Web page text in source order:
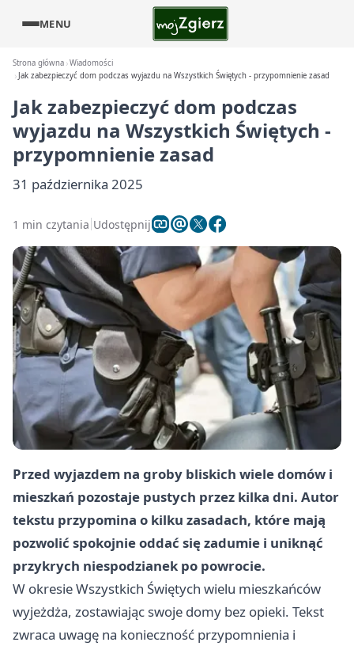
MENU
Strona główna Wiadomości
Jak zabezpieczyć dom podczas wyjazdu na Wszystkich Świętych - przypomnienie zasad
Jak zabezpieczyć dom podczas
wyjazdu na Wszystkich Świętych -
przypomnienie zasad
31 października 2025
1 min czytania Udostępnij
Przed wyjazdem na groby bliskich wiele domów i
mieszkań pozostaje pustych przez kilka dni. Autor
tekstu przypomina o kilku zasadach, które mają
pozwolić spokojnie oddać się zadumie i uniknąć
przykrych niespodzianek po powrocie.
W okresie Wszystkich Świętych wielu mieszkańców
wyjeżdża, zostawiając swoje domy bez opieki. Tekst
zwraca uwagę na konieczność przypomnienia i